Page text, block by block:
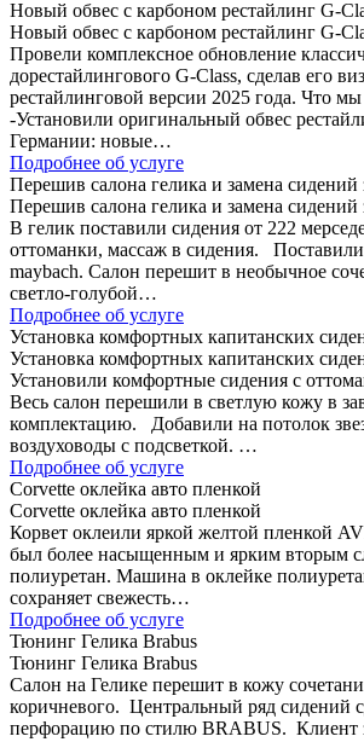
Новый обвес с карбоном рестайлинг G-
Новый обвес с карбоном рестайлинг G-
Провели комплексное обновление
дорестайлингового G-Class, сделав его
рестайлинговой версии 2025 года. Что мы
-Установили оригинальный обвес
Германии: новые…
Подробнее об услуге
Перешив салона гелика и замена сидений
Перешив салона гелика и замена сидений
В гелик поставили сидения от 222
оттоманки, массаж в сидения. Поставили
maybach. Салон перешит в необычное
светло-голубой…
Подробнее об услуге
Установка комфортных капитанских
Установка комфортных капитанских
Установили комфортные сидения с
Весь салон перешили в светлую кожу в
комплектацию. Добавили на потолок
воздуховоды с подсветкой. …
Подробнее об услуге
Corvette оклейка авто пленкой
Corvette оклейка авто пленкой
Корвет оклеили яркой желтой пленкой
был более насыщенным и ярким вторым
полиуретан. Машина в оклейке
сохраняет свежесть…
Подробнее об услуге
Тюнинг Гелика Brabus
Тюнинг Гелика Brabus
Салон на Гелике перешит в кожу
коричневого. Центральный ряд сидений
перфорацию по стилю BRABUS. Клиент